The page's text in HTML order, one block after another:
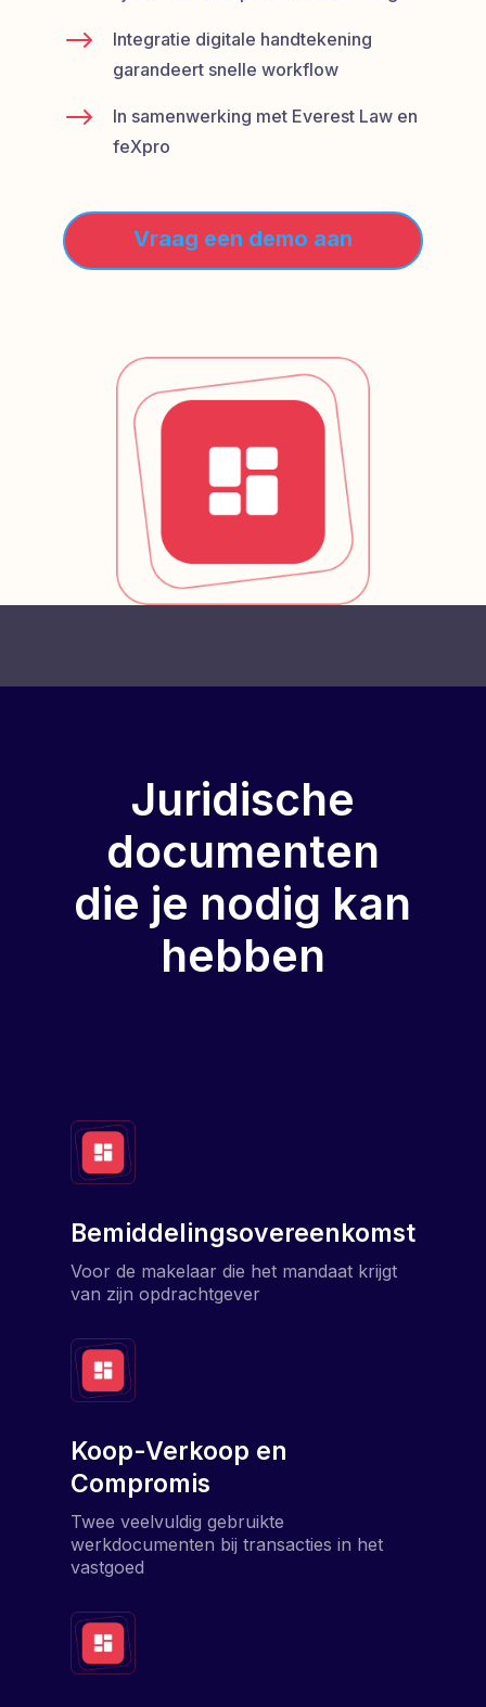
$
Integratie digitale handtekening
garandeert snelle workflow
$
In samenwerking met Everest Law en
feXpro
Vraag een demo aan
Juridische
documenten
die je nodig kan
hebben
Bemiddelingsovereenkomst
Voor de makelaar die het mandaat krijgt
van zijn opdrachtgever
Koop-Verkoop en
Compromis
Twee veelvuldig gebruikte
werkdocumenten bij transacties in het
vastgoed